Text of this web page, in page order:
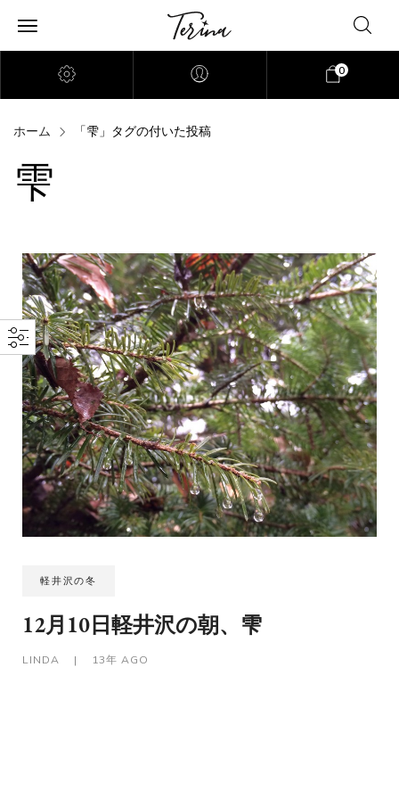
0
ホーム 「雫」タグの付いた投稿
雫
軽井沢の冬
12月10日軽井沢の朝、雫
LINDA | 13年 AGO